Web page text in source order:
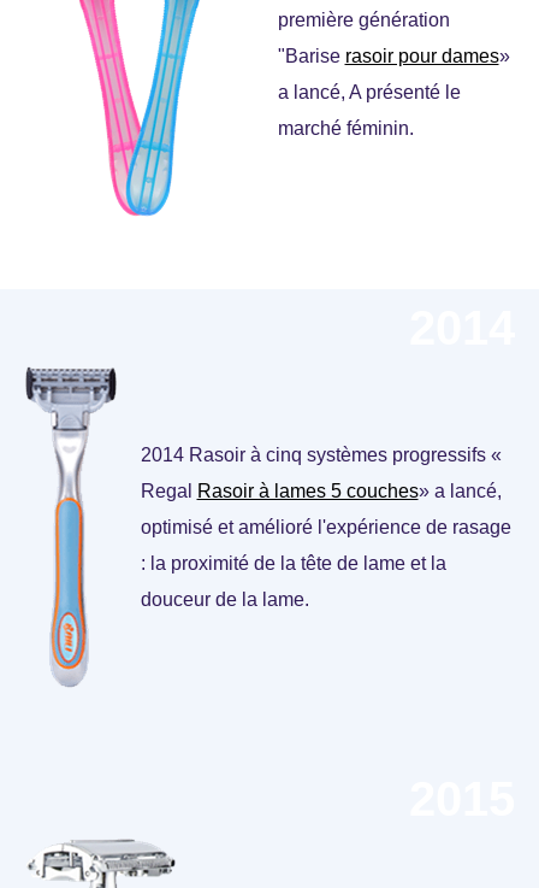
première génération
"Barise rasoir pour dames»
a lancé, A présenté le
marché féminin.
2014 Rasoir à cinq systèmes progressifs «
Regal
Rasoir à lames 5 couches» a lancé,
optimisé et amélioré l'expérience de rasage
: la proximité de la tête de lame et la
douceur de la lame.